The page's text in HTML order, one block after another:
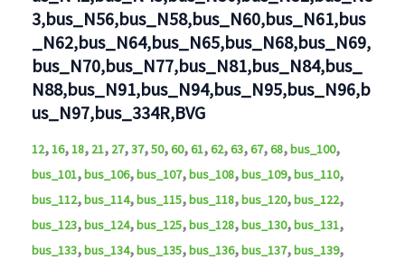
3,bus_N56,bus_N58,bus_N60,bus_N61,bus
_N62,bus_N64,bus_N65,bus_N68,bus_N69,
bus_N70,bus_N77,bus_N81,bus_N84,bus_
N88,bus_N91,bus_N94,bus_N95,bus_N96,b
us_N97,bus_334R,BVG
12,16,18, 21, 27,37,50,60,61,62,63,67,68,bus_100,
bus_101,bus_106,bus_107,bus_108,bus_109,bus_110,
bus_112,bus_114,bus_115,bus_118,bus_120,bus_122,
bus_123,bus_124,bus_125,bus_128,bus_130,bus_131,
bus_133,bus_134,bus_135,bus_136,bus_137,bus_139,